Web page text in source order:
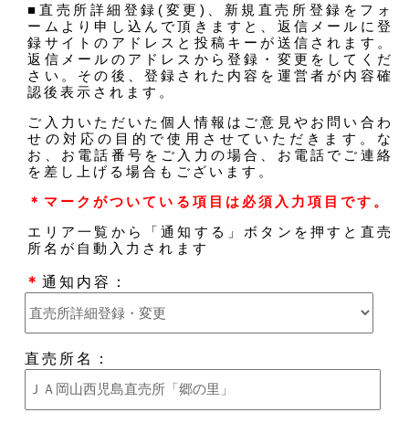
■直売所詳細登録(変更)、新規直売所登録をフォ
ームより申し込んで頂きますと、返信メールに登
録サイトのアドレスと投稿キーが送信されます。
返信メールのアドレスから登録・変更をしてくだ
さい。その後、登録された内容を運営者が内容確
認後表示されます。
ご入力いただいた個人情報はご意見やお問い合わ
せの対応の目的で使用させていただきます。な
お、お電話番号をご入力の場合、お電話でご連絡
を差し上げる場合もございます。
＊マークがついている項目は必須入力項目です。
エリア一覧から「通知する」ボタンを押すと直売
所名が自動入力されます
＊通知内容：
直売所名：